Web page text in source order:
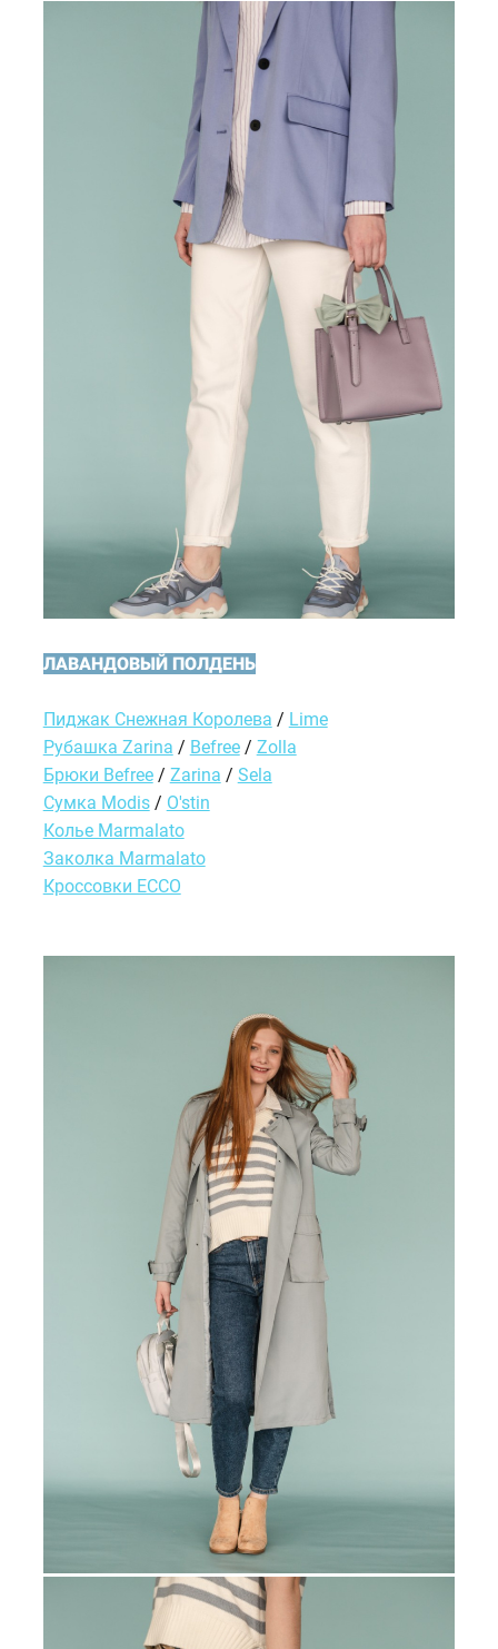
ЛАВАНДОВЫЙ ПОЛДЕНЬ
Пиджак Снежная Королева / Lime
Рубашка Zarina / Befree/ Zolla
Брюки Befree/ Zarina / Sela
Сумка Modis/ O'stin
Колье Marmalato
Заколка Marmalato
Кроссовки ECCO